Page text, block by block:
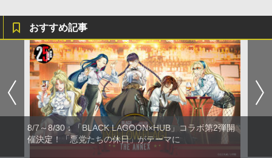
おすすめ記事
8/7～8/30：「BLACK LAGOON×HUB」コラボ第2弾開
催決定！「悪党たちの休日」がテーマに